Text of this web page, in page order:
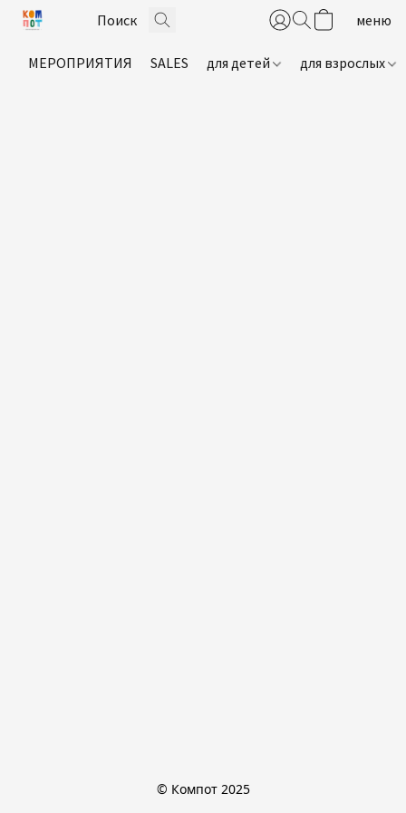
МЕРОПРИЯТИЯ SALES для детей для взрослых
© Компот 2025